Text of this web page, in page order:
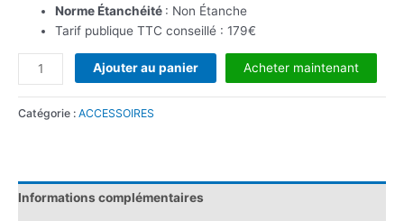
Norme Étanchéité : Non Étanche
Tarif publique TTC conseillé : 179€
Ajouter au panier Acheter maintenant
Catégorie : ACCESSOIRES
Informations complémentaires